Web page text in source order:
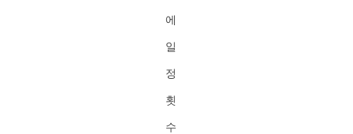
에
일
정
횟
수